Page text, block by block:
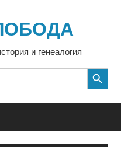
и генеалогия
SEARCH BUTTON